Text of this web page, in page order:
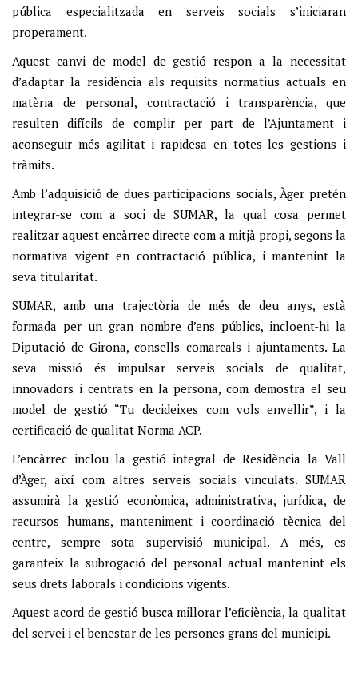
pública especialitzada en serveis socials s’iniciaran
properament.
Aquest canvi de model de gestió respon a la necessitat
d’adaptar la residència als requisits normatius actuals en
matèria de personal, contractació i transparència, que
resulten difícils de complir per part de l’Ajuntament i
aconseguir més agilitat i rapidesa en totes les gestions i
tràmits.
Amb l’adquisició de dues participacions socials, Àger pretén
integrar-se com a soci de SUMAR, la qual cosa permet
realitzar aquest encàrrec directe com a mitjà propi, segons la
normativa vigent en contractació pública, i mantenint la
seva titularitat.
SUMAR, amb una trajectòria de més de deu anys, està
formada per un gran nombre d’ens públics, incloent-hi la
Diputació de Girona, consells comarcals i ajuntaments. La
seva missió és impulsar serveis socials de qualitat,
innovadors i centrats en la persona, com demostra el seu
model de gestió “Tu decideixes com vols envellir”, i la
certificació de qualitat Norma ACP.
L’encàrrec inclou la gestió integral de Residència la Vall
d’Àger, així com altres serveis socials vinculats. SUMAR
assumirà la gestió econòmica, administrativa, jurídica, de
recursos humans, manteniment i coordinació tècnica del
centre, sempre sota supervisió municipal. A més, es
garanteix la subrogació del personal actual mantenint els
seus drets laborals i condicions vigents.
Aquest acord de gestió busca millorar l’eficiència, la qualitat
del servei i el benestar de les persones grans del municipi.